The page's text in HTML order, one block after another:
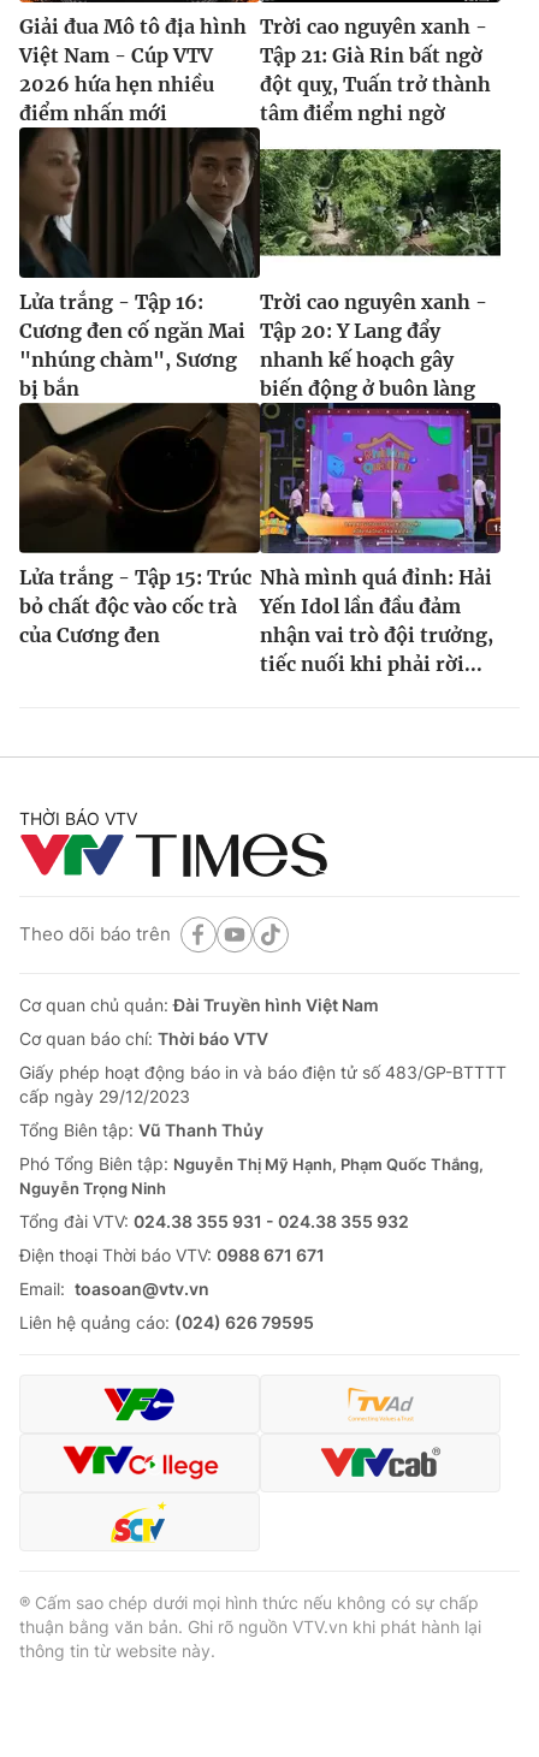
Giải đua Mô tô địa hình
Việt Nam - Cúp VTV
2026 hứa hẹn nhiều
điểm nhấn mới
Trời cao nguyên xanh -
Tập 21: Già Rin bất ngờ
đột quỵ, Tuấn trở thành
tâm điểm nghi ngờ
Lửa trắng - Tập 16:
Cương đen cố ngăn Mai
"nhúng chàm", Sương
bị bắn
Trời cao nguyên xanh -
Tập 20: Y Lang đẩy
nhanh kế hoạch gây
biến động ở buôn làng
Lửa trắng - Tập 15: Trúc
bỏ chất độc vào cốc trà
của Cương đen
Nhà mình quá đỉnh: Hải
Yến Idol lần đầu đảm
nhận vai trò đội trưởng,
tiếc nuối khi phải rời...
THỜI BÁO VTV
Theo dõi báo trên
Cơ quan chủ quản:Đài Truyền hình Việt Nam
Cơ quan báo chí: Thời báo VTV
Giấy phép hoạt động báo in và báo điện tử số 483/GP-BTTTT
cấp ngày 29/12/2023
Tổng Biên tập: Vũ Thanh Thủy
Phó Tổng Biên tập: Nguyễn Thị Mỹ Hạnh, Phạm Quốc Thắng,
Nguyễn Trọng Ninh
Tổng đài VTV: 024.38 355 931 - 024.38 355 932
Ðiện thoại Thời báo VTV: 0988 671 671
Email: toasoan@vtv.vn
Liên hệ quảng cáo: (024) 626 79595
® Cấm sao chép dưới mọi hình thức nếu không có sự chấp
thuận bằng văn bản. Ghi rõ nguồn VTV.vn khi phát hành lại
thông tin từ website này.